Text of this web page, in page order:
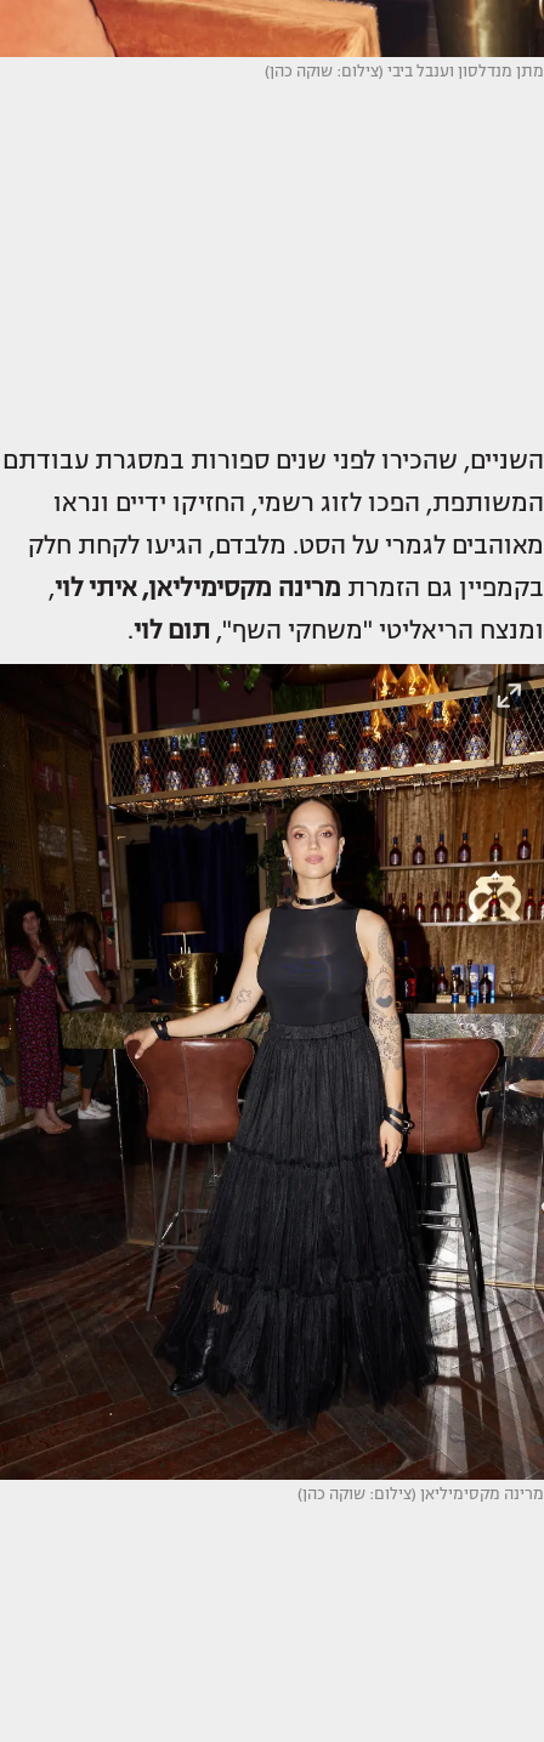
מתן מנדלסון וענבל ביבי (צילום: שוקה כהן)
השניים, שהכירו לפני שנים ספורות במסגרת עבודתם
המשותפת, הפכו לזוג רשמי, החזיקו ידיים ונראו
מאוהבים לגמרי על הסט. מלבדם, הגיעו לקחת חלק
בקמפיין גם הזמרת מרינה מקסימיליאן, איתי לוי,
ומנצח הריאליטי "משחקי השף", תום לוי.
מרינה מקסימיליאן (צילום: שוקה כהן)